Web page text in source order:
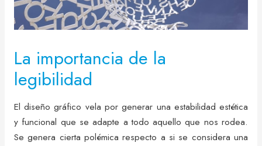
La importancia de la
legibilidad
El diseño gráfico vela por generar una estabilidad estética
y funcional que se adapte a todo aquello que nos rodea.
Se genera cierta polémica respecto a si se considera una